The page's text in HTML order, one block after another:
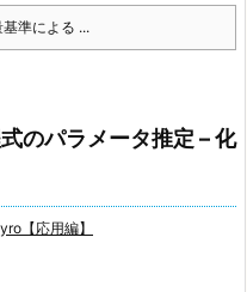
準による ...
のパラメータ推定 – 化
【応用編】